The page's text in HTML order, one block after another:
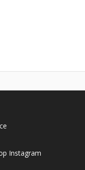
Instagram